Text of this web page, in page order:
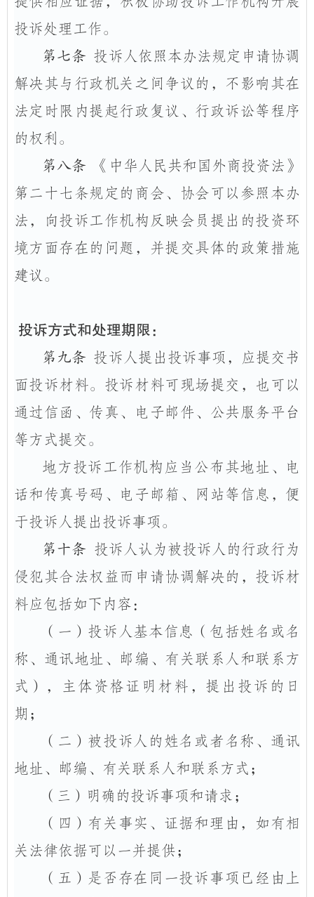
投诉处理工作。
第七条 投诉人依照本办法规定申请协调
解决其与行政机关之间争议的，不影响其在
法定时限内提起行政复议、行政诉讼等程序
的权利。
第八条
《中华人民共和国外商投资法》
第二十七条规定的商会、协会可以参照本办
法，向投诉工作机构反映会员提出的投资环
境方面存在的问题，并提交具体的政策措施
建议。
投诉方式和处理期限：
第九条 投诉人提出投诉事项，应提交书
面投诉材料。投诉材料可现场提交，也可以
通过信函、传真、电子邮件、公共服务平台
等方式提交。
地方投诉工作机构应当公布其地址、电
话和传真号码、电子邮箱、网站等信息，便
于投诉人提出投诉事项。
第十条 投诉人认为被投诉人的行政行为
侵犯其合法权益而申请协调解决的，投诉材
料应包括如下内容：
（一） 投诉人 基本信息（包括姓名或名
称、通讯地址、邮编、有关联系人和联系方
式），主体资格证明材料，提出投诉的日
期；
（二） 被投诉人 的姓名或者名称、通讯
地址、邮编、有关联系人和联系方式；
（三） 明确的投诉事项和请求 ；
（四） 有关 事实 、 证据和理由 ，如有相
关法律依据可以一并提供；
（五） 是否存在同一投诉事项已经由上